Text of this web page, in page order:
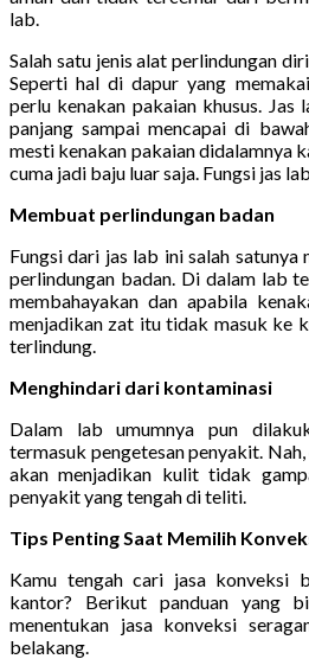
lab.
Salah satu jenis alat perlindungan
Seperti hal di dapur yang
perlu kenakan pakaian khusus.
panjang sampai mencapai di
mesti kenakan pakaian didalamnya
cuma jadi baju luar saja. Fungsi jas
Membuat perlindungan badan
Fungsi dari jas lab ini salah
perlindungan badan. Di dalam lab
membahayakan dan apabila
menjadikan zat itu tidak masuk ke
terlindung.
Menghindari dari kontaminasi
Dalam lab umumnya pun
termasuk pengetesan penyakit.
akan menjadikan kulit tidak
penyakit yang tengah di teliti.
Tips Penting Saat Memilih
Kamu tengah cari jasa konveksi
kantor? Berikut panduan yang
menentukan jasa konveksi
belakang.